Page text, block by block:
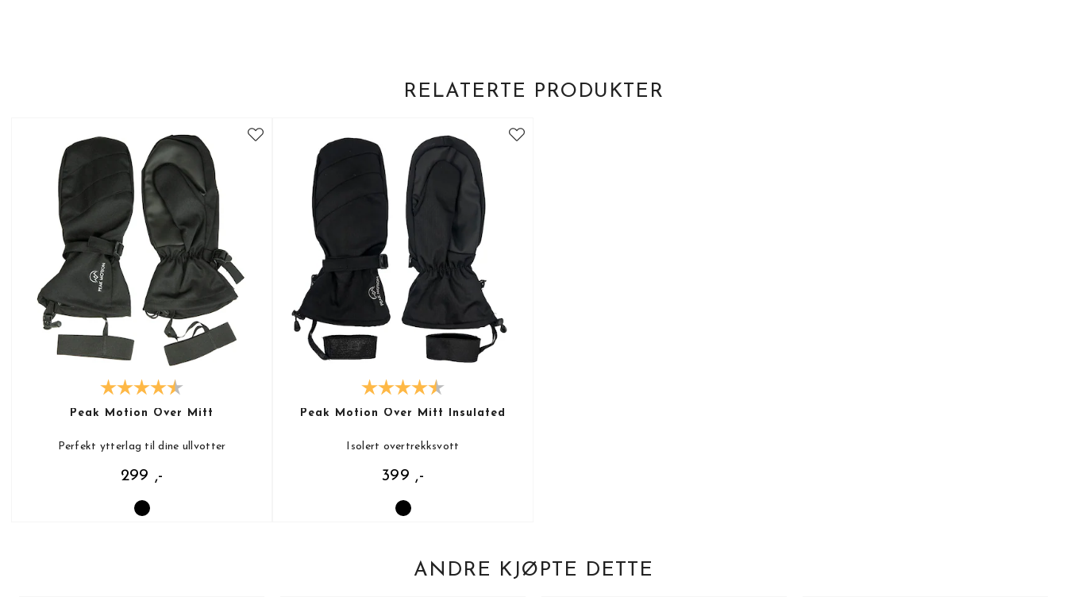
RELATERTE PRODUKTER
Peak Motion Over Mitt
Perfekt ytterlag til dine ullvotter
299 ,-
Peak Motion Over Mitt Insulated
Isolert overtrekksvott
399 ,-
ANDRE KJØPTE DETTE